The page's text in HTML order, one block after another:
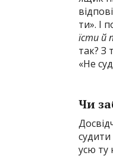
ти». І
їсти й
так? З
«Не
Чи
усю ту